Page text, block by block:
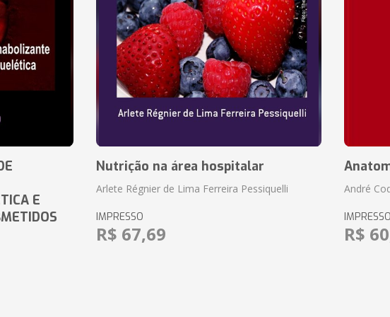
E
Nutrição na área hospitalar
Arlete Régnier de Lima Ferreira Pessiquelli
IMPRESSO
R$ 67,69
André
IMPRESSO
R$